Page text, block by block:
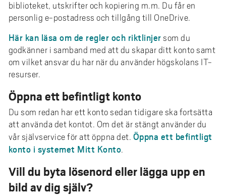
biblioteket, utskrifter och kopiering m.m. Du får en
personlig e-postadress och tillgång till OneDrive.
Här kan läsa om de regler och riktlinjer som du
godkänner i samband med att du skapar ditt konto samt
om vilket ansvar du har när du använder högskolans IT-
resurser.
Öppna ett befintligt konto
Du som redan har ett konto sedan tidigare ska fortsätta
att använda det kontot. Om det är stängt använder du
vår självservice för att öppna det. Öppna ett befintligt
konto i systemet Mitt Konto.
Vill du byta lösenord eller lägga upp en
bild av dig själv?